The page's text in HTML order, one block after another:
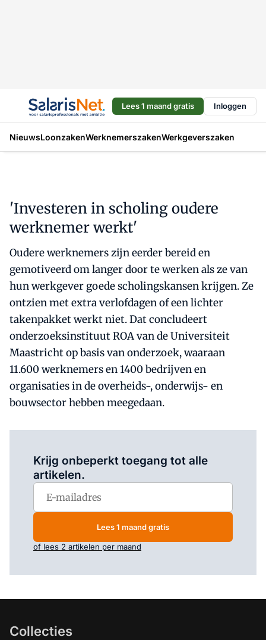
Lees 1 maand gratis Inloggen
NieuwsLoonzakenWerknemerszakenWerkgeverszaken
'Investeren in scholing oudere
werknemer werkt'
Oudere werknemers zijn eerder bereid en
gemotiveerd om langer door te werken als ze van
hun werkgever goede scholingskansen krijgen. Ze
ontzien met extra verlofdagen of een lichter
takenpakket werkt niet. Dat concludeert
onderzoeksinstituut ROA van de Universiteit
Maastricht op basis van onderzoek, waaraan
11.600 werknemers en 1400 bedrijven en
organisaties in de overheids-, onderwijs- en
bouwsector hebben meegedaan.
Krijg onbeperkt toegang tot alle
artikelen.
Lees 1 maand gratis
of lees 2 artikelen per maand
Collecties